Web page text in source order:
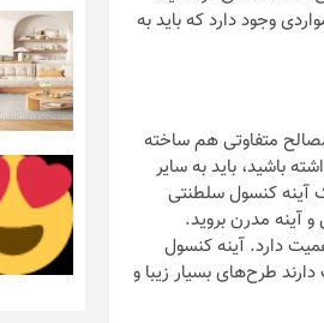
وجود دارد که باید به
متفاوتی هم ساخته
باشید، باید به سایر
آینه کنسول سلطنتی
آینه مدرن بروید.
دارد. آینه کنسول
طرح‌های بسیار زیبا و